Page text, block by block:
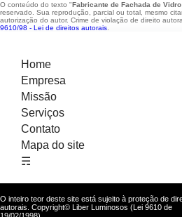
O conteúdo do texto "Fabricante de Fachada de
reservado. Sua reprodução, parcial ou total, mesmo
autorização do autor. Crime de violação de direito
9610/98 - Lei de direitos autorais
Home
Empresa
Missão
Serviços
Contato
Mapa do site
☴
O inteiro teor deste site está sujeito à proteção de
autorais. Copyright© Liber Luminosos (Lei 9610 de
19/02/1998)